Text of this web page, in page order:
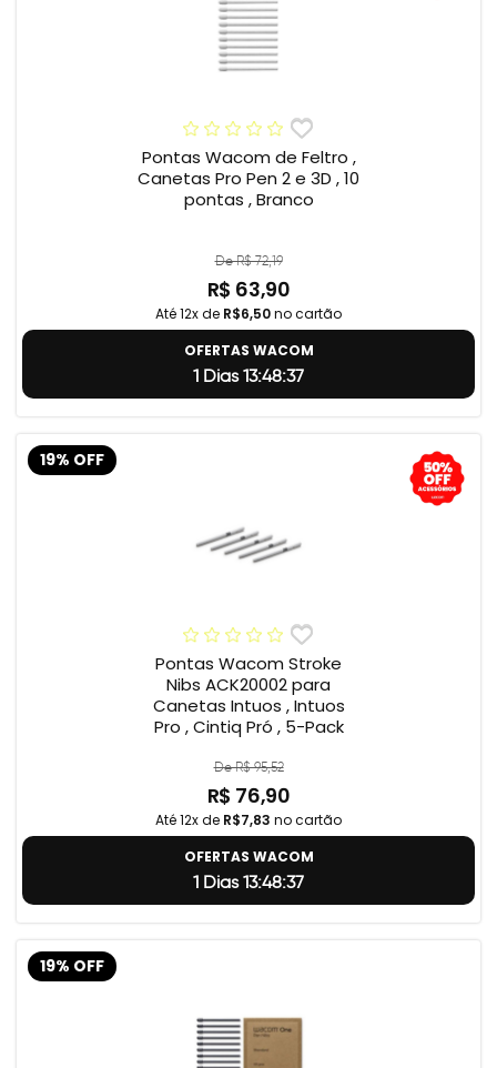
Pontas Wacom de Feltro ,
Canetas Pro Pen 2 e 3D , 10
pontas , Branco
De R$ 72,19
R$ 63,90
Até 12x de R$6,50no cartão
OFERTAS WACOM
1 Dias 13:48:37
19% OFF
Pontas Wacom Stroke
Nibs ACK20002 para
Canetas Intuos , Intuos
Pro , Cintiq Pró , 5-Pack
De R$ 95,52
R$ 76,90
Até 12x de R$7,83 no cartão
OFERTAS WACOM
1 Dias 13:48:37
19% OFF